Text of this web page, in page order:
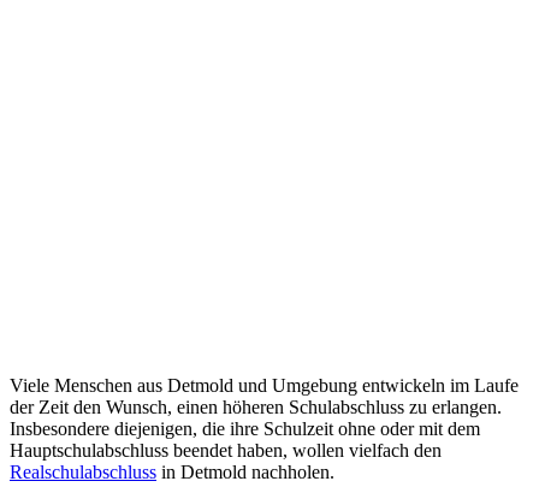
Viele Menschen aus Detmold und Umgebung entwickeln im Laufe
der Zeit den Wunsch, einen höheren Schulabschluss zu erlangen.
Insbesondere diejenigen, die ihre Schulzeit ohne oder mit dem
Hauptschulabschluss beendet haben, wollen vielfach den
Realschulabschluss in Detmold nachholen.